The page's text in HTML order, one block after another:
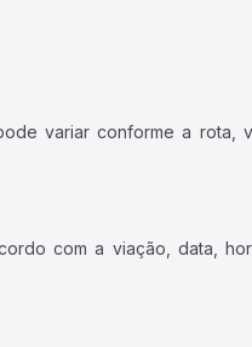
variar conforme a rota,
com a viação, data,